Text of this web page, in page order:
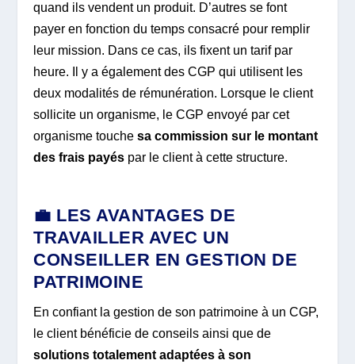
quand ils vendent un produit. D’autres se font
payer en fonction du temps consacré pour remplir
leur mission. Dans ce cas, ils fixent un tarif par
heure. Il y a également des CGP qui utilisent les
deux modalités de rémunération. Lorsque le client
sollicite un organisme, le CGP envoyé par cet
organisme touchesa commission sur le montant
des frais payés par le client à cette structure.
💼 LES AVANTAGES DE
TRAVAILLER AVEC UN
CONSEILLER EN GESTION DE
PATRIMOINE
En confiant la gestion de son patrimoine à un CGP,
le client bénéficie de conseils ainsi que de
solutions totalement adaptées à son